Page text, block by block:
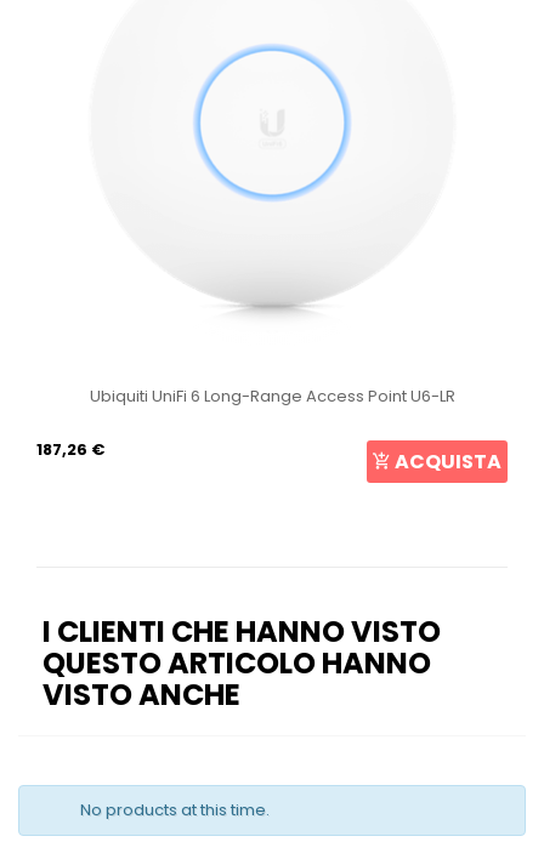
Ubiquiti UniFi 6 Long-Range Access Point U6-LR
187,26 € ACQUISTA
I CLIENTI CHE HANNO VISTO
QUESTO ARTICOLO HANNO
VISTO ANCHE
No products at this time.